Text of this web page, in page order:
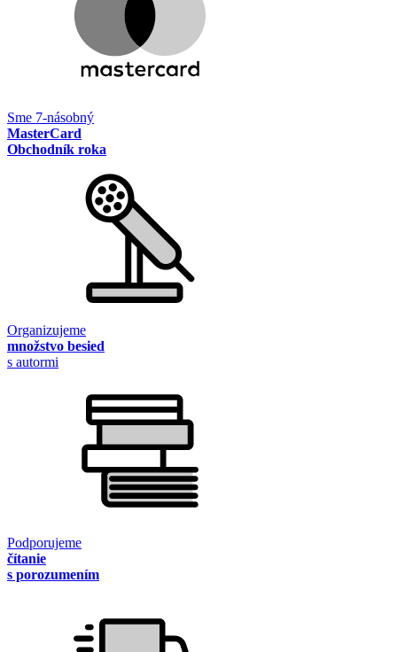
Sme 7-násobný
MasterCard
Obchodník roka
Organizujeme
množstvo besied
s autormi
Podporujeme
čítanie
s porozumením